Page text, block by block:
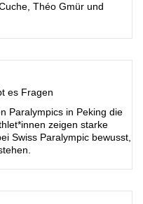
Théo Gmür und
es Fragen
Paralympics in Peking die
zeigen starke
Swiss Paralympic bewusst,